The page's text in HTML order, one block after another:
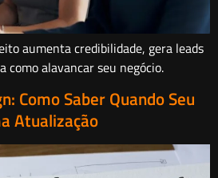
aumenta credibilidade, gera leads
como alavancar seu negócio.
Como Saber Quando Seu
Atualização